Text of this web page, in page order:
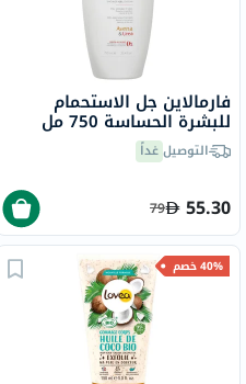
فارمالاين جل الاستحمام
للبشرة الحساسة 750 مل
التوصيلغداً
55.30
79
40% خصم